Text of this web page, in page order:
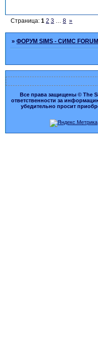
Страница:1 2 3 8 »
»ФОРУМ SIMS - СИМС FORUM
Все права защищены © The
ответственности за
убедительно просит